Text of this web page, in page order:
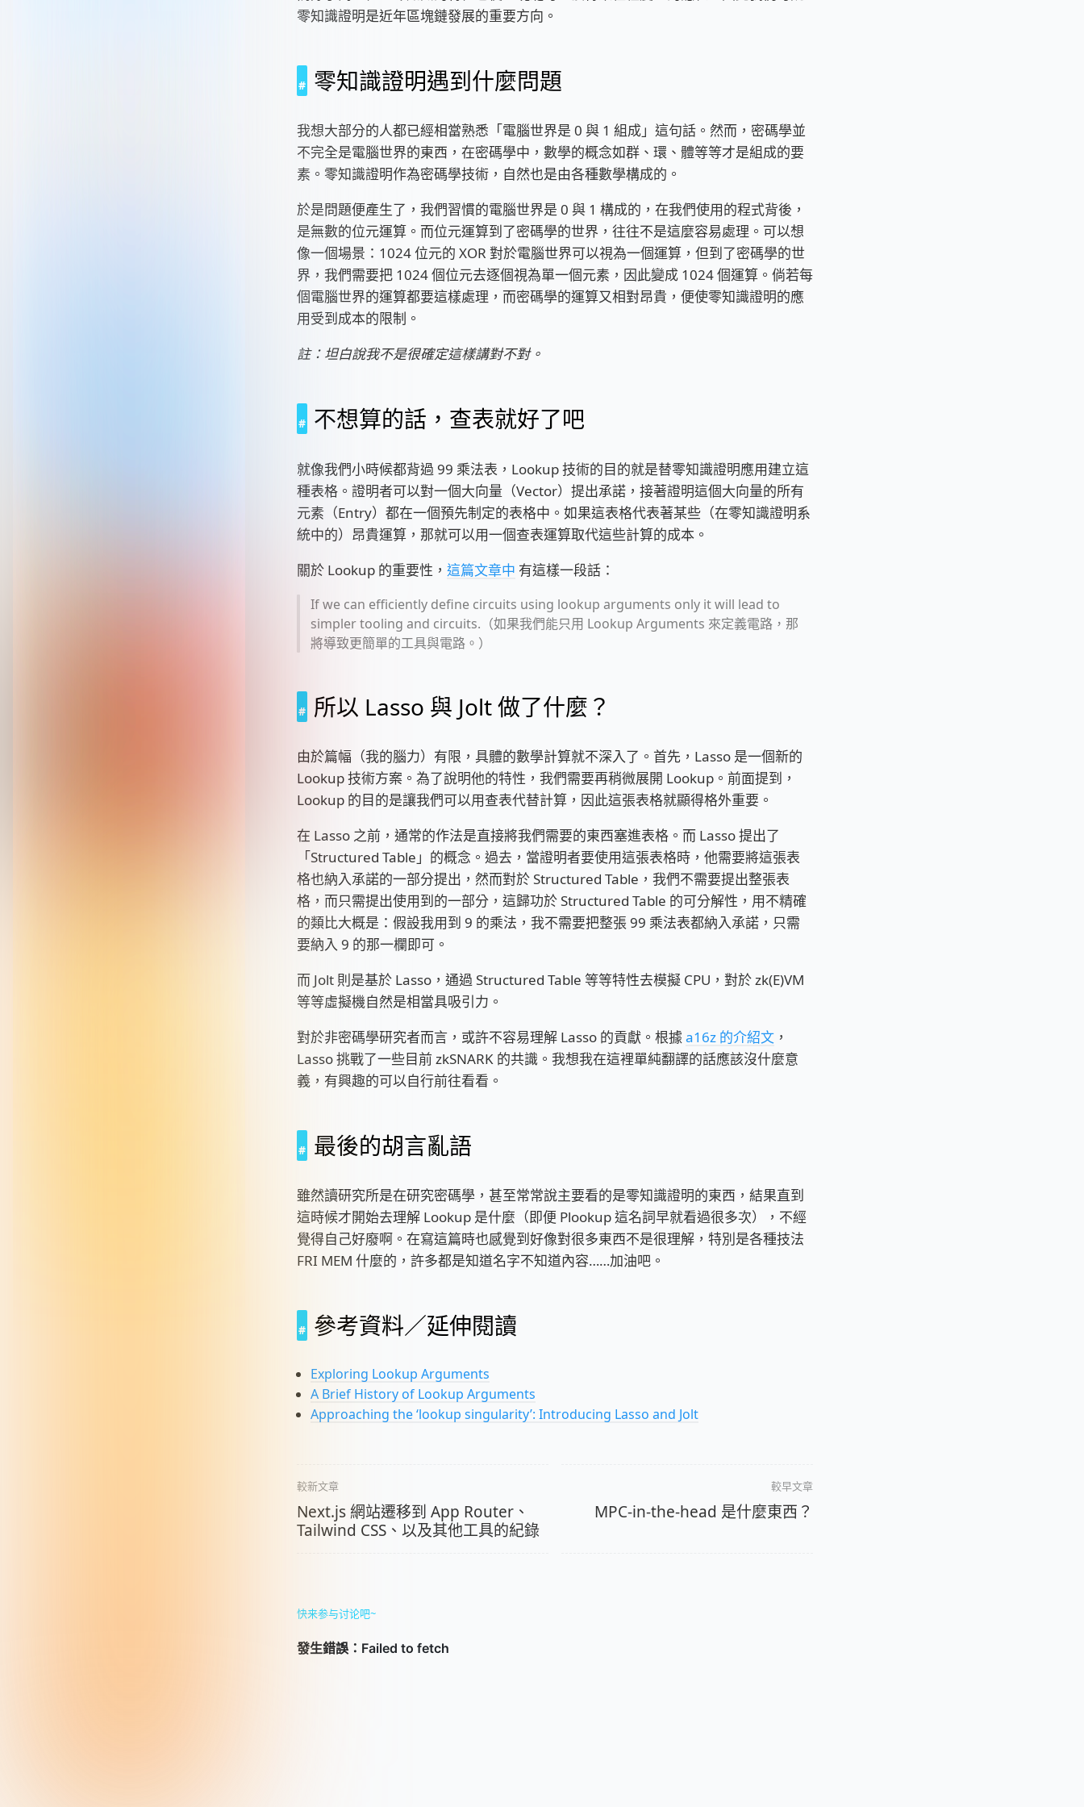
零知識證明是近年區塊鏈發展的重要方向。
零知識證明遇到什麼問題
我想大部分的人都已經相當熟悉「電腦世界是 0 與 1 組成」這句話。然而，密碼學並
不完全是電腦世界的東西，在密碼學中，數學的概念如群、環、體等等才是組成的要
素。零知識證明作為密碼學技術，自然也是由各種數學構成的。
於是問題便產生了，我們習慣的電腦世界是 0 與 1 構成的，在我們使用的程式背後，
是無數的位元運算。而位元運算到了密碼學的世界，往往不是這麼容易處理。可以想
像一個場景：1024 位元的 XOR 對於電腦世界可以視為一個運算，但到了密碼學的世
界，我們需要把 1024 個位元去逐個視為單一個元素，因此變成 1024 個運算。倘若每
個電腦世界的運算都要這樣處理，而密碼學的運算又相對昂貴，便使零知識證明的應
用受到成本的限制。
註：坦白說我不是很確定這樣講對不對。
不想算的話，查表就好了吧
就像我們小時候都背過 99 乘法表，Lookup 技術的目的就是替零知識證明應用建立這
種表格。證明者可以對一個大向量（Vector）提出承諾，接著證明這個大向量的所有
元素（Entry）都在一個預先制定的表格中。如果這表格代表著某些（在零知識證明系
統中的）昂貴運算，那就可以用一個查表運算取代這些計算的成本。
關於 Lookup 的重要性， 這篇文章中 有這樣一段話：
If we can efficiently define circuits using lookup arguments only it will lead to
simpler tooling and circuits.（如果我們能只用 Lookup Arguments 來定義電路，那
將導致更簡單的工具與電路。）
所以 Lasso 與 Jolt 做了什麼？
由於篇幅（我的腦力）有限，具體的數學計算就不深入了。首先，Lasso 是一個新的
Lookup 技術方案。為了說明他的特性，我們需要再稍微展開 Lookup。前面提到，
Lookup 的目的是讓我們可以用查表代替計算，因此這張表格就顯得格外重要。
在 Lasso 之前，通常的作法是直接將我們需要的東西塞進表格。而 Lasso 提出了
「Structured Table」的概念。過去，當證明者要使用這張表格時，他需要將這張表
格也納入承諾的一部分提出，然而對於 Structured Table，我們不需要提出整張表
格，而只需提出使用到的一部分，這歸功於 Structured Table 的可分解性，用不精確
的類比大概是：假設我用到 9 的乘法，我不需要把整張 99 乘法表都納入承諾，只需
要納入 9 的那一欄即可。
而 Jolt 則是基於 Lasso，通過 Structured Table 等等特性去模擬 CPU，對於 zk(E)VM
等等虛擬機自然是相當具吸引力。
對於非密碼學研究者而言，或許不容易理解 Lasso 的貢獻。根據 a16z 的介紹文 ，
Lasso 挑戰了一些目前 zkSNARK 的共識。我想我在這裡單純翻譯的話應該沒什麼意
義，有興趣的可以自行前往看看。
最後的胡言亂語
雖然讀研究所是在研究密碼學，甚至常常說主要看的是零知識證明的東西，結果直到
這時候才開始去理解 Lookup 是什麼（即便 Plookup 這名詞早就看過很多次），不經
覺得自己好廢啊。在寫這篇時也感覺到好像對很多東西不是很理解，特別是各種技法
FRI MEM 什麼的，許多都是知道名字不知道內容……加油吧。
參考資料／延伸閱讀
Exploring Lookup Arguments
A Brief History of Lookup Arguments
Approaching the ‘lookup singularity’: Introducing Lasso and Jolt
較新文章
Next.js 網站遷移到 App Router、
Tailwind CSS、以及其他工具的紀錄
較早文章
MPC-in-the-head 是什麼東西？
快来参与讨论吧~